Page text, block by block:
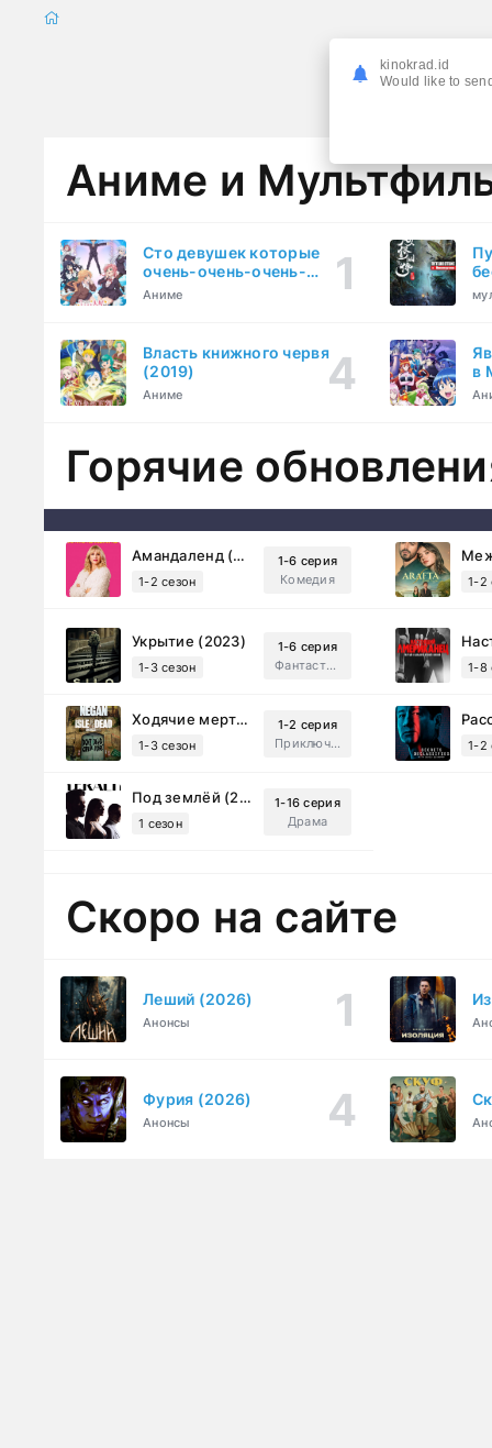
Аниме и
Сто девушек которые
очень-очень-очень-
очень-очень сильно тебя
Аниме
Власть книжного червя
(2019)
Аниме
в
Горячие
Амандаленд (2025)
1-2 сезон
1-6 серия
Комедия
1-2
Укрытие (2023)
1-3 сезон
1-6 серия
Фантастика, Триллер, Драма
1-8
Ходячие мертвецы: Мертвый город (2023)
1-3 сезон
1-2 серия
Приключения, Ужасы, Триллер
1-2
Под землёй (2026)
1 сезон
1-16 серия
Драма
Скоро на сайте
Леший (2026)
Анонсы
Фурия (2026)
Анонсы
kinokrad.id
Would like to